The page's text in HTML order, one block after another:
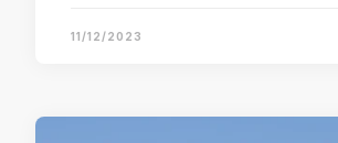
11/12/2023